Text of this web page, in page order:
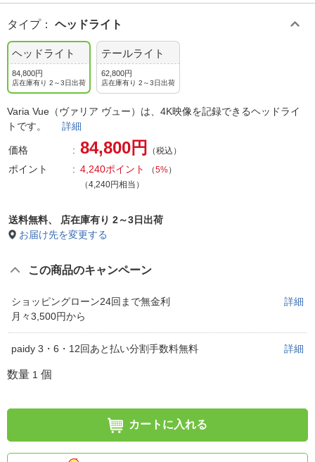
タイプ： ヘッドライト
ヘッドライト
84,800円
店在庫有り 2～3日出荷
テールライト
62,800円
店在庫有り 2～3日出荷
Varia Vue（ヴァリア ヴュー）は、4K映像を記録できるヘッドライ
トです。 詳細
価格 84,800円 （税込）
ポイント 4,240ポイント （5%）
（4,240円相当）
送料無料、
店在庫有り 2～3日出荷
お届け先を変更する
この商品のキャンペーン
ショッピングローン24回まで無金利
月々3,500円から
詳細
paidy 3・6・12回あと払い分割手数料無料 詳細
数量 1 個
カートに入れる